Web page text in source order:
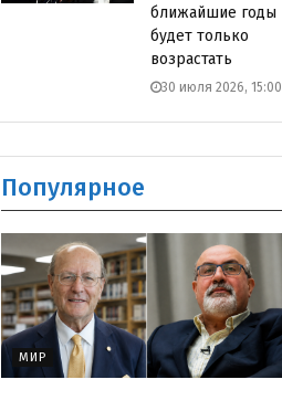
ближайшие годы
будет только
возрастать
30 июля 2026, 15:00
Популярное
МИР